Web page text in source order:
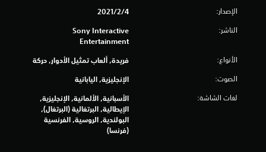
3
1
6
الإصدار: 4‏/2‏/2021
الناشر:
Sony Interactive
Entertainment
الأنواع: فريدة, ألعاب تمثيل الأدوار, حركة
الصوت: الإنجليزية, اليابانية
لغات الشاشة:
الأسبانية, الألمانية, الإنجليزية,
الإيطالية, البرتغالية (البرتغال),
البولندية, الروسية, الفرنسية
(فرنسا)